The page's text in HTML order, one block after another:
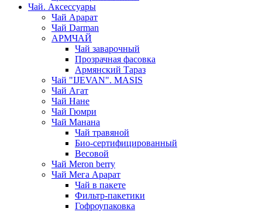
Чай. Аксессуары
Чай Арарат
Чай Darman
АРМЧАЙ
Чай заварочный
Прозрачная фасовка
Армянский Тараз
Чай "IJEVAN". MASIS
Чай Агат
Чай Нане
Чай Гюмри
Чай Манана
Чай травяной
Био-сертифицированный
Весовой
Чай Meron berry
Чай Мега Арарат
Чай в пакете
Фильтр-пакетики
Гофроупаковка